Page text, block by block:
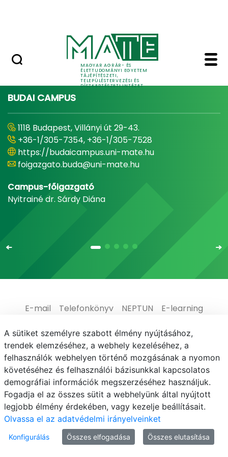
MAGYAR AGRÁR- ÉS
ÉLETTUDOMÁNYI EGYETEM
TÁJÉPÍTÉSZETI,
TELEPÜLÉSTERVEZÉSI ÉS
DÍSZKERTÉSZETI INTÉZET
Home - Tájépítészeti,
BUDAI CAMPUS
1118 Budapest, Villányi út 29-43.
+36-1/305-7354, +36-1/305-7528
https://budaicampus.uni-mate.hu
foigazgato.buda@uni-mate.hu
Campus-főigazgató
Nyitrainé dr. Sárdy Diána
E-mail Telefonkönyv NEPTUN
E-learning
Adatvédelem
© MATE 2021
A sütiket személyre szabott élmény nyújtásához,
trendek elemzéséhez, a webhely kezeléséhez, a
felhasználók webhelyen történő mozgásának a nyomon
követéséhez és felhasználói bázisunkkal kapcsolatos
demográfiai információk megszerzéséhez használjuk.
Fogadja el az összes sütit a webhelyünk által nyújtott
legjobb élmény érdekében, vagy kezelje beállításait.
Olvassa el az adatvédelmi irányelveinket
Konfigurálás Összes elfogadása Összes elutasítása